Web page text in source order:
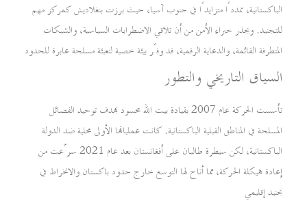
الباكستانية، تمددًا متزايدًا في جنوب آسيا، حيث برزت بنغلاديش كمركز مهم
للتجنيد. ويحذر خبراء الأمن من أن تلاقي الاضطرابات السياسية، والشبكات
المتطرفة القائمة، والدعاية الرقمية، قد وفّر بيئة خصبة لتعبئة مسلحة عابرة للحدود
السياق التاريخي والتطور
تأسست الحركة عام 2007 بقيادة بيت الله محسود بهدف توحيد الفصائل
المسلحة في المناطق القبلية الباكستانية. كانت عملياتها الأولى محلية ضد الدولة
الباكستانية، لكن سيطرة طالبان على أفغانستان بعد عام 2021 سرّعت من
إعادة هيكلة الحركة، مما أتاح لها التوسع خارج حدود باكستان والانخراط في
تجنيد إقليمي